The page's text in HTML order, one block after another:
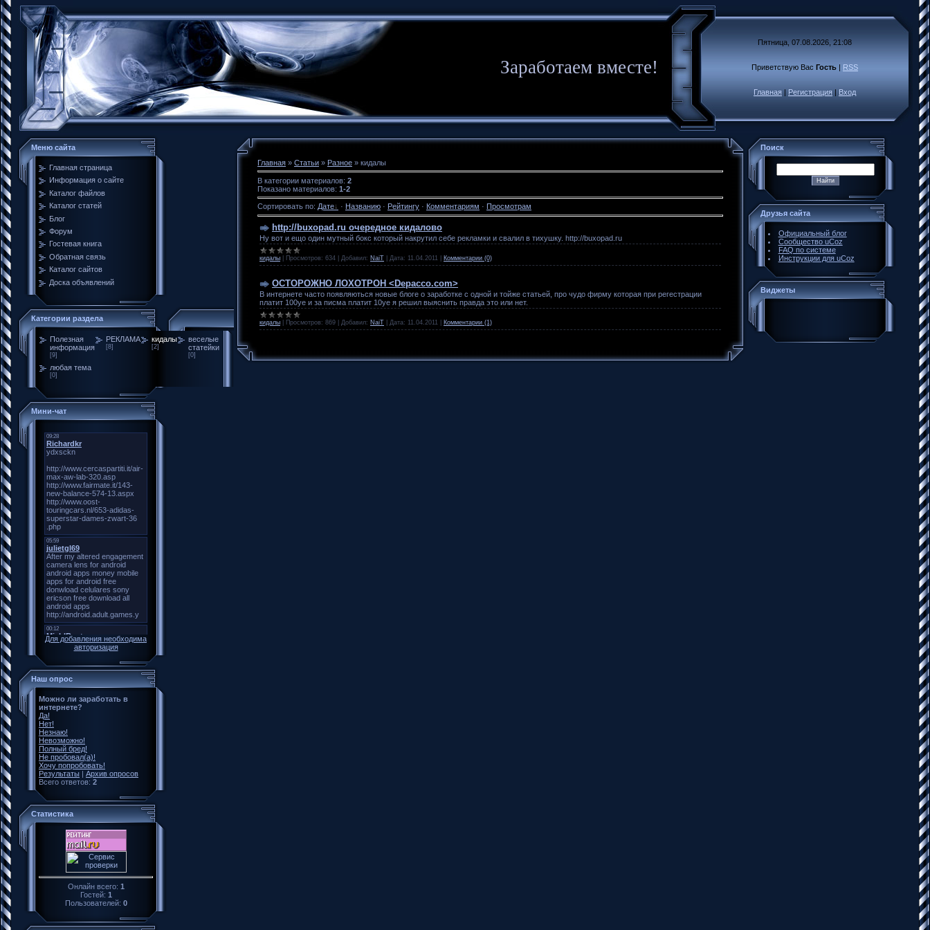
Заработаем вместе!
Пятница, 07.08.2026, 21:08
Приветствую Вас Гость | RSS
Главная | Регистрация | Вход
Меню сайта
Главная страница
Информация о сайте
Каталог файлов
Каталог статей
Блог
Форум
Гостевая книга
Обратная связь
Каталог сайтов
Доска объявлений
Категории раздела
Полезная
информация
[9]
РЕКЛАМА
[8]
кидалы
[2]
веселые
статейки
[0]
любая тема
[0]
Мини-чат
Для добавления необходима
авторизация
Наш опрос
Можно ли заработать в
интернете?
Да!
Нет!
Незнаю!
Невозможно!
Полный бред!
Не пробовал(а)!
Хочу попробовать!
Результаты | Архив опросов
Всего ответов: 2
Статистика
Онлайн всего: 1
Гостей: 1
Пользователей: 0
Главная » Статьи » Разное » кидалы
В категории материалов: 2
Показано материалов: 1-2
Сортировать по: Дате · Названию · Рейтингу · Комментариям · Просмотрам
http://buxopad.ru очередное кидалово
Ну вот и ещо один мутный бокс который накрутил себе рекламки и свалил в тихушку. http://buxopad.ru
кидалы Просмотров: 634 Добавил: NaiT Дата: 11.04.2011 Комментарии (0)
ОСТОРОЖНО ЛОХОТРОН <Depacco.com>
В интернете часто появляються новые блоге о заработке с одной и тойже статьей, про чудо фирму которая при регестрации
платит 100уе и за писма платит 10уе я решил выяснить правда это или нет.
кидалы Просмотров: 869 Добавил: NaiT Дата: 11.04.2011 Комментарии (1)
Поиск
Друзья сайта
Официальный блог
Сообщество uCoz
FAQ по системе
Инструкции для uCoz
Виджеты